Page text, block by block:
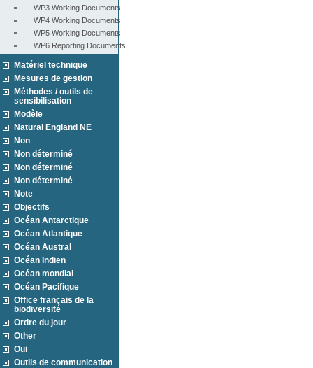
WP3 Working Documents
WP4 Working Documents
WP5 Working Documents
WP6 Reporting Documents
Matériel technique
Mesures de gestion
Méthodes / outils de
sensibilisation
Modèle
Natural England NE
Non
Non déterminé
Non déterminé
Non déterminé
Note
Objectifs
Océan Antarctique
Océan Atlantique
Océan Austral
Océan Indien
Océan mondial
Océan Pacifique
Office français de la
biodiversité
Ordre du jour
Other
Oui
Outils de communication